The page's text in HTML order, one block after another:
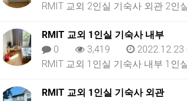
RMIT 교외 2인실 기숙사 외관 2인
RMIT 교외 1인실 기숙사 내부
0
3,419
2022.12.23
RMIT 교외 1인실 기숙사 내부 1인
RMIT 교외 1인실 기숙사 외관